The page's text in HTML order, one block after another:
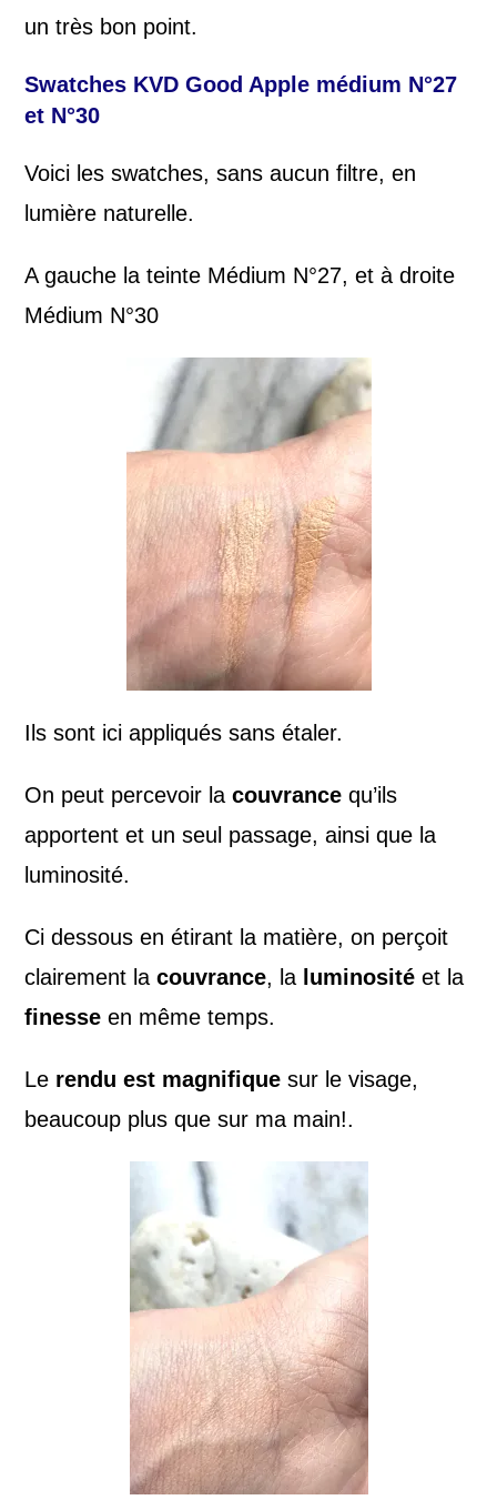
un très bon point.
Swatches KVD Good Apple médium N°27
et N°30
Voici les swatches, sans aucun filtre, en
lumière naturelle.
A gauche la teinte Médium N°27, et à droite
Médium N°30
Ils sont ici appliqués sans étaler.
On peut percevoir lacouvrance qu’ils
apportent et un seul passage, ainsi que la
luminosité.
Ci dessous en étirant la matière, on perçoit
clairement lacouvrance, la luminositéet la
finesseen même temps.
Le rendu est magnifique sur le visage,
beaucoup plus que sur ma main!.